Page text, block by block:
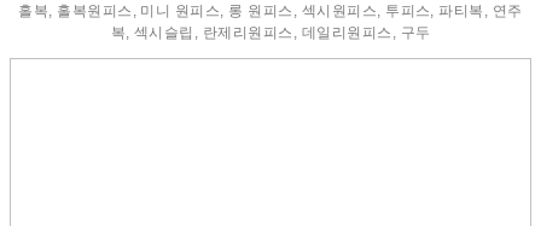
홀복, 홀복원피스, 미니 원피스, 롱 원피스, 섹시원피스, 투피스, 파티복, 연주
복, 섹시슬립, 란제리원피스, 데일리원피스, 구두